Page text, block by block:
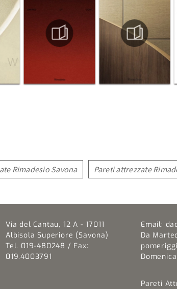
Rimadesio Savona Pareti attrezzate
Via del Cantau, 12 A - 17011
Albisola Superiore (Savona)
Tel. 019-480248 / Fax:
019.4003791
Email:
Da
Pareti